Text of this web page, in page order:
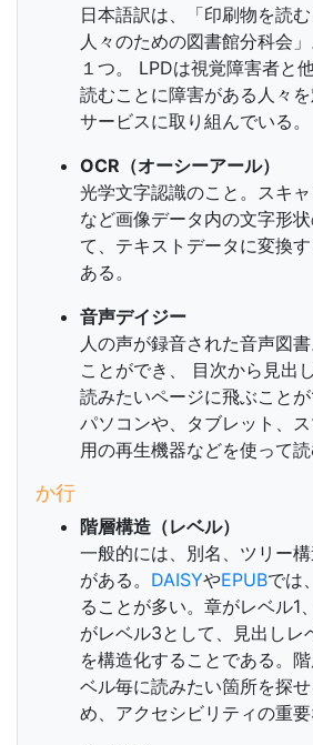
日本語訳は、「印刷物を読
人々のための図書館分科会」
１つ。 LPDは視覚障害者と
読むことに障害がある人々
サービスに取り組んでいる。
OCR（オーシーアール）
光学文字認識のこと。スキ
など画像データ内の文字形
て、テキストデータに変換
ある。
音声デイジー
人の声が録音された音声図
ことができ、 目次から見出
読みたいページに飛ぶことが
パソコンや、タブレット、
用の再生機器などを使って読
か行
階層構造（レベル）
一般的には、別名、ツリー
がある。 DAISYやEPUBでは
ることが多い。章がレベル1
がレベル3として、見出しレ
を構造化することである。
ベル毎に読みたい箇所を探
め、アクセシビリティの重要